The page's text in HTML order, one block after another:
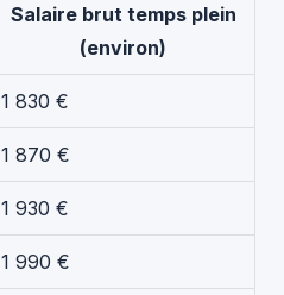
Salaire brut temps plein
(environ)
1 830 €
1 870 €
1 930 €
1 990 €